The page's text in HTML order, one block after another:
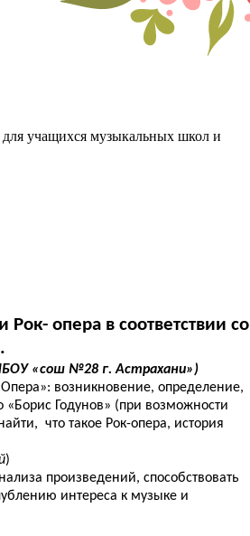
учащихся музыкальных школ и
опера в соответствии со
«сош №28 г. Астрахани»)
возникновение, определение,
Годунов» (при возможности
что такое Рок-опера, история
)
произведений, способствовать
интереса к музыке и